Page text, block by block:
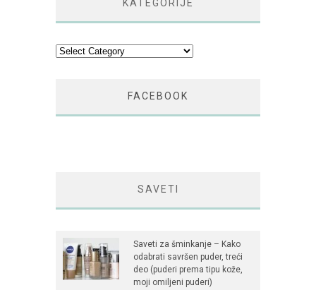
KATEGORIJE
Kategorije
FACEBOOK
SAVETI
Saveti za šminkanje – Kako
odabrati savršen puder, treći
deo (puderi prema tipu kože,
moji omiljeni puderi)